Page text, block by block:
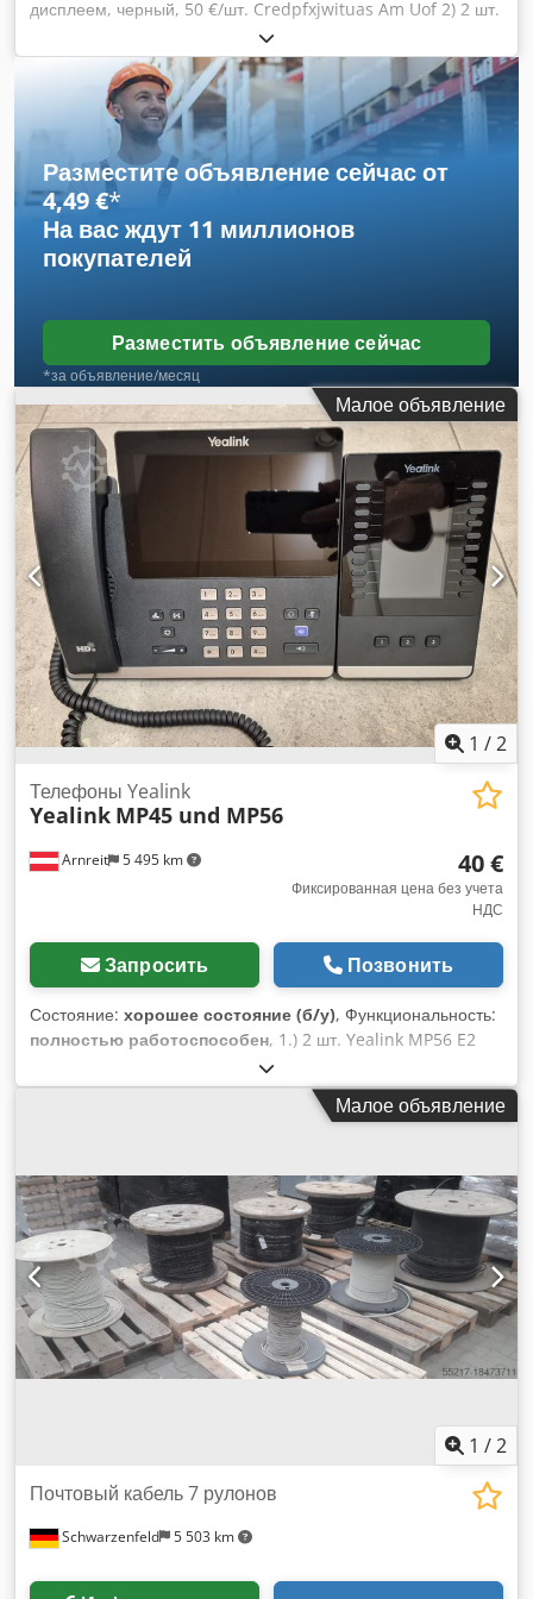
дисплеем, черный, 50 €/шт. Credpfxjwituas Am Uof 2) 2 шт.
Dialog 4223 с дополнительным дисплеем, черный, 70 €/шт.
3) 2 шт. Dialog 4223 с дополнительным дисплеем, белый,
70 €/шт.
Разместите объявление сейчас от
4,49 €*
На вас ждут 11 миллионов
покупателей
Разместить объявление сейчас
*за объявление/месяц
Малое объявление
1 /2
Arnreit 5 495 km
Телефоны Yealink
Yealink MP45 und MP56
40 €
Фиксированная цена без учета
НДС
Запросить Позвонить
Состояние: хорошее состояние (б/у), Функциональность:
полностью работоспособен, 1.) 2 шт. Yealink MP56 E2
MSFT IP-телефон с модулем расширения Yealink EXP50
(цветной LCD) 140€/шт. 2.) 15 шт. Yealink MSFT Teams
Edition MP45, USB-телефон MP45 Crjdpfx Amjxxn S Nj Ujf
Малое объявление
1 /2
Schwarzenfeld 5 503 km
Почтовый кабель 7 рулонов